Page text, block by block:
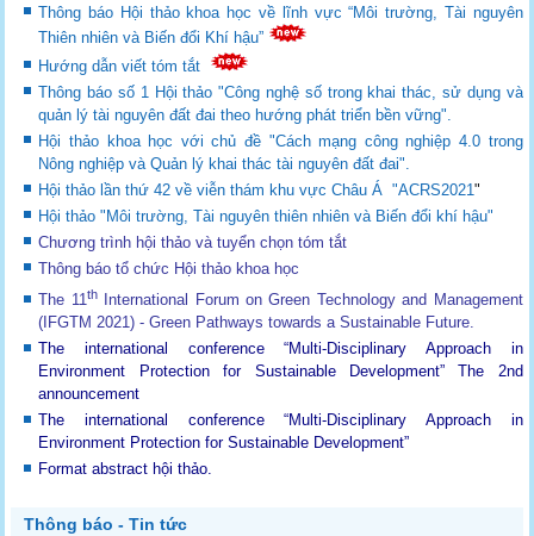
Thông báo Hội thảo khoa học về lĩnh vực “Môi trường, Tài nguyên
Thiên nhiên và Biến đổi Khí hậu”
Hướng dẫn viết tóm tắt
Thông báo số 1 Hội thảo "Công nghệ số trong khai thác, sử dụng và
quản lý tài nguyên đất đai theo hướng phát triển bền vững".
Hội thảo khoa học với chủ đề "Cách mạng công nghiệp 4.0 trong
Nông nghiệp và Quản lý khai thác tài nguyên đất đai".
Hội thảo lần thứ 42 về viễn thám khu vực Châu Á "ACRS2021"
Hội thảo "Môi trường, Tài nguyên thiên nhiên và Biến đổi khí hậu"
Chương trình hội thảo và tuyển chọn tóm tắt
Thông báo tổ chức Hội thảo khoa học
The 11thInternational Forum on Green Technology and Management
(IFGTM 2021) - Green Pathways towards a Sustainable Future.
The international conference “Multi-Disciplinary Approach in
Environment Protection for Sustainable Development”The 2nd
announcement
The international conference “Multi-Disciplinary Approach in
Environment Protection for Sustainable Development”
Format abstract hội thảo.
Thông báo - Tin tức